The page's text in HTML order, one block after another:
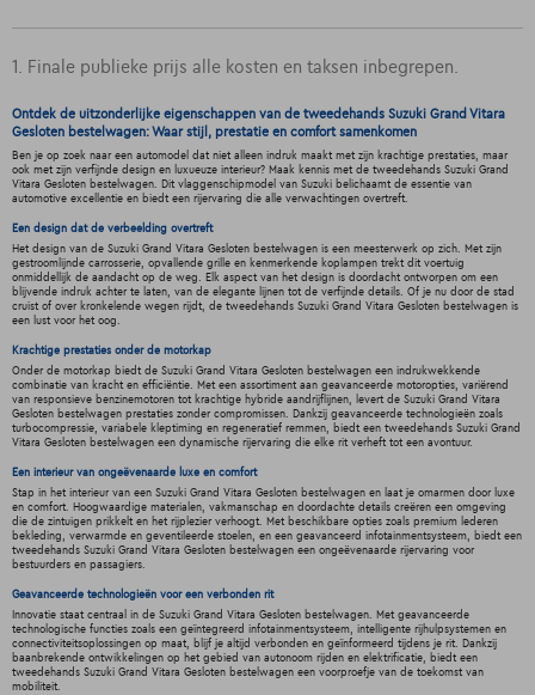
1. Finale publieke prijs alle kosten en taksen inbegrepen.
Ontdek de uitzonderlijke eigenschappen van de tweedehands Suzuki Grand Vitara
Gesloten bestelwagen: Waar stijl, prestatie en comfort samenkomen
Ben je op zoek naar een automodel dat niet alleen indruk maakt met zijn krachtige prestaties, maar
ook met zijn verfijnde design en luxueuze interieur? Maak kennis met de tweedehands Suzuki Grand
Vitara Gesloten bestelwagen. Dit vlaggenschipmodel van Suzuki belichaamt de essentie van
automotive excellentie en biedt een rijervaring die alle verwachtingen overtreft.
Een design dat de verbeelding overtreft
Het design van de Suzuki Grand Vitara Gesloten bestelwagen is een meesterwerk op zich. Met zijn
gestroomlijnde carrosserie, opvallende grille en kenmerkende koplampen trekt dit voertuig
onmiddellijk de aandacht op de weg. Elk aspect van het design is doordacht ontworpen om een
blijvende indruk achter te laten, van de elegante lijnen tot de verfijnde details. Of je nu door de stad
cruist of over kronkelende wegen rijdt, de tweedehands Suzuki Grand Vitara Gesloten bestelwagen is
een lust voor het oog.
Krachtige prestaties onder de motorkap
Onder de motorkap biedt de Suzuki Grand Vitara Gesloten bestelwagen een indrukwekkende
combinatie van kracht en efficiëntie. Met een assortiment aan geavanceerde motoropties, variërend
van responsieve benzinemotoren tot krachtige hybride aandrijflijnen, levert de Suzuki Grand Vitara
Gesloten bestelwagen prestaties zonder compromissen. Dankzij geavanceerde technologieën zoals
turbocompressie, variabele kleptiming en regeneratief remmen, biedt een tweedehands Suzuki Grand
Vitara Gesloten bestelwagen een dynamische rijervaring die elke rit verheft tot een avontuur.
Een interieur van ongeëvenaarde luxe en comfort
Stap in het interieur van een Suzuki Grand Vitara Gesloten bestelwagen en laat je omarmen door luxe
en comfort. Hoogwaardige materialen, vakmanschap en doordachte details creëren een omgeving
die de zintuigen prikkelt en het rijplezier verhoogt. Met beschikbare opties zoals premium lederen
bekleding, verwarmde en geventileerde stoelen, en een geavanceerd infotainmentsysteem, biedt een
tweedehands Suzuki Grand Vitara Gesloten bestelwagen een ongeëvenaarde rijervaring voor
bestuurders en passagiers.
Geavanceerde technologieën voor een verbonden rit
Innovatie staat centraal in de Suzuki Grand Vitara Gesloten bestelwagen. Met geavanceerde
technologische functies zoals een geïntegreerd infotainmentsysteem, intelligente rijhulpsystemen en
connectiviteitsoplossingen op maat, blijf je altijd verbonden en geïnformeerd tijdens je rit. Dankzij
baanbrekende ontwikkelingen op het gebied van autonoom rijden en elektrificatie, biedt een
tweedehands Suzuki Grand Vitara Gesloten bestelwagen een voorproefje van de toekomst van
mobiliteit.